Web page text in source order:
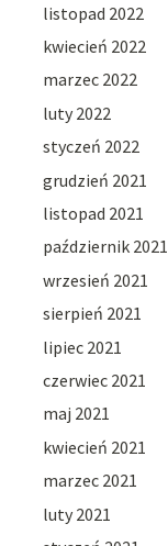
listopad 2022
kwiecień 2022
marzec 2022
luty 2022
styczeń 2022
grudzień 2021
listopad 2021
październik 2021
wrzesień 2021
sierpień 2021
lipiec 2021
czerwiec 2021
maj 2021
kwiecień 2021
marzec 2021
luty 2021